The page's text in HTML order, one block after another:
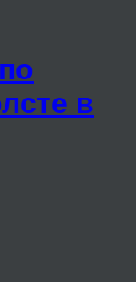
в